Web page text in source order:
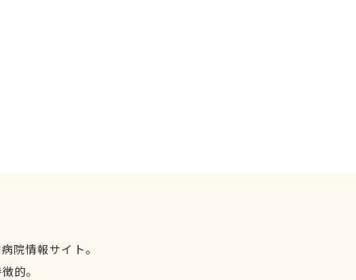
院情報サイト。
的。